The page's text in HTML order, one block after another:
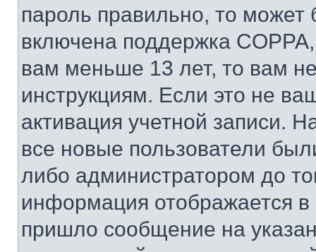
пароль правильно, то может
включена поддержка
вам меньше 13 лет, то вам
инструкциям. Если это не
активация учетной записи.
все новые пользователи
либо администратором до
информация отображается
пришло сообщение на